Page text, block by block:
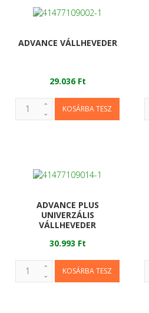
ADVANCE VÁLLHEVEDER
29.036 Ft
ADVANCE PLUS
UNIVERZÁLIS
VÁLLHEVEDER
30.993 Ft